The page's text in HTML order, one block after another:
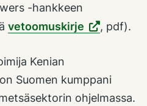
-hankkeen
vetoomuskirje , pdf).
Kenian
Suomen kumppani
ohjelmassa.